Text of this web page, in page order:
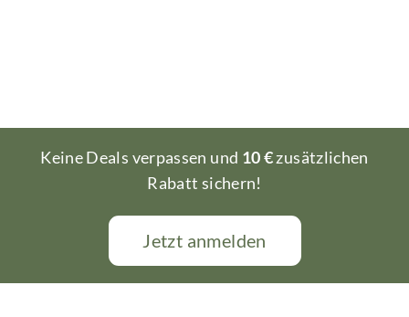
Keine Deals verpassen und 10 €zusätzlichen
Rabatt sichern!
Jetzt anmelden